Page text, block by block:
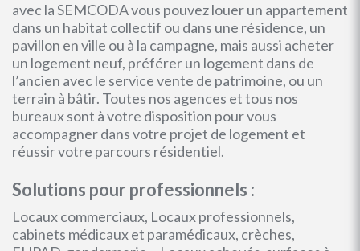
avec la SEMCODA vous pouvez louer un appartement
dans un habitat collectif ou dans une résidence, un
pavillon en ville ou à la campagne, mais aussi acheter
un logement neuf, préférer un logement dans de
l’ancien avec le service vente de patrimoine, ou un
terrain à bâtir. Toutes nos agences et tous nos
bureaux sont à votre disposition pour vous
accompagner dans votre projet de logement et
réussir votre parcours résidentiel.
Solutions pour professionnels :
Locaux commerciaux, Locaux professionnels,
cabinets médicaux et paramédicaux, crèches,